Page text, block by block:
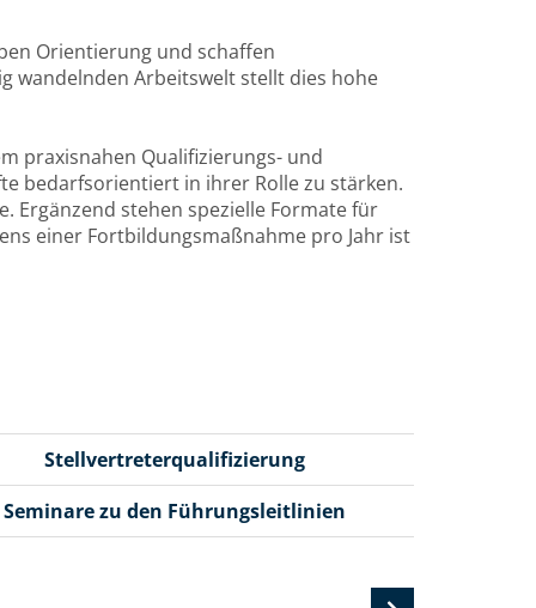
Orientierung und schaffen
wandelnden Arbeitswelt stellt dies hohe
praxisnahen Qualifizierungs- und
bedarfsorientiert in ihrer Rolle zu stärken.
Ergänzend stehen spezielle Formate für
einer Fortbildungsmaßnahme pro Jahr ist
Stellvertreterqualifizierung
Seminare zu den Führungsleitlinien